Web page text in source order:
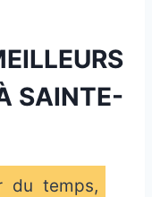
SAINTE-
du temps,